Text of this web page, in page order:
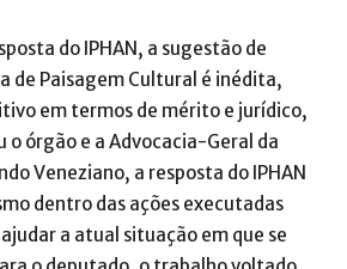
do IPHAN, a sugestão de
de Paisagem Cultural é inédita,
em termos de mérito e jurídico,
o órgão e a Advocacia-Geral da
Veneziano, a resposta do IPHAN
dentro das ações executadas
a atual situação em que se